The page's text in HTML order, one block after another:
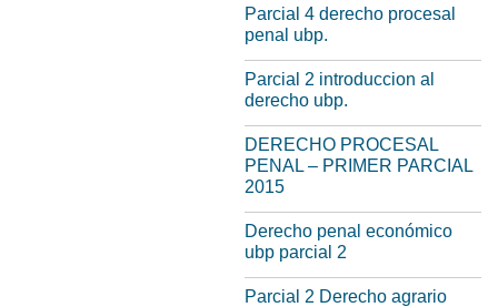
Parcial 4 derecho procesal
penal ubp.
Parcial 2 introduccion al
derecho ubp.
DERECHO PROCESAL
PENAL – PRIMER PARCIAL
2015
Derecho penal económico
ubp parcial 2
Parcial 2 Derecho agrario